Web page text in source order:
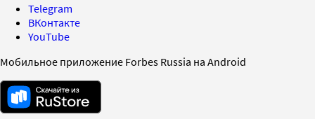
Telegram
ВКонтакте
YouTube
Мобильное приложение Forbes Russia на Android